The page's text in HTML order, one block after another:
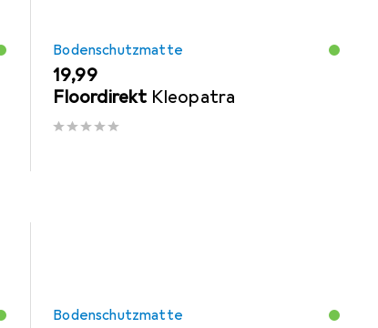
Bodenschutzmatte
EUR
19,99
Floordirekt Kleopatra
Bodenschutzmatte